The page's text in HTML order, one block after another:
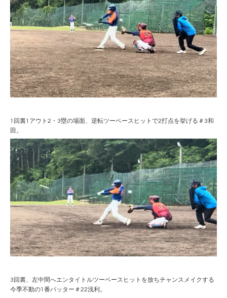
1回裏1アウト2・3塁の場面、逆転ツーベースヒットで2打点を挙げる＃3和
田。
3回裏、左中間へエンタイトルツーベースヒットを放ちチャンスメイクする
今季不動の1番バッター＃22浅利。